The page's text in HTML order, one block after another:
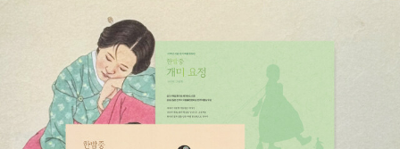
고. 기후변화의 공적 정치는 그 자체로 도덕적, 정치적인 것이 어떻게
해서 마비상태에 이를 수 있는지 보여주는 예다. 최근에 수많은 활동
가와 관심있는 사람들은 기후변화를 도덕적 이슈로 규정하기 시작했
다. [...] 다른 모든 민주적 통치자원이 동나고 오직 그 찌꺼기인 '도
덕'만 남은 듯한 형국이다. 기후변화 이슈에 대한 이러한 틀 지우기는
[트라우마]는 최근 트위터에서 후기를 좀 보다가 다락방님도 추천을
하셨기에 장바구니에 담음. 그리고, [동네에서 만난 새]. 유튜브 새덕
후 채널을 보면서 하늘과 새들을 보는 즐거움을 조금이나마 엿보게
됐다. 원래도 토리빵 보면서 직박구리의 부숭부숭한 머리, 아씨처럼
고운 콩새의 외모와는 달리 무시무시한 식욕 같은 걸 보며 즐거워했
었는데, 더이상 출간이 안되어서 너무 슬펐다. 책이 너무 즐거워보여
hronicity)은 인간의 사고 과정에 그들 자신을 끼워 넣을 수 있는 능
력을 지닌 독립체들이 숲과 같은 세계에 존재한다는 것을 말해주는
가? 47 4. 2005년 7월 26일에 뭄바이에서 살아가는 수백만 시민
에게는 삶이 결코 이전과 같아질 수 없다는 사실이 명확해졌다. 이례
적인 폭우가 마침내 오랫동안 널리 만연한 통설, 즉 비이는 그 어떤 유